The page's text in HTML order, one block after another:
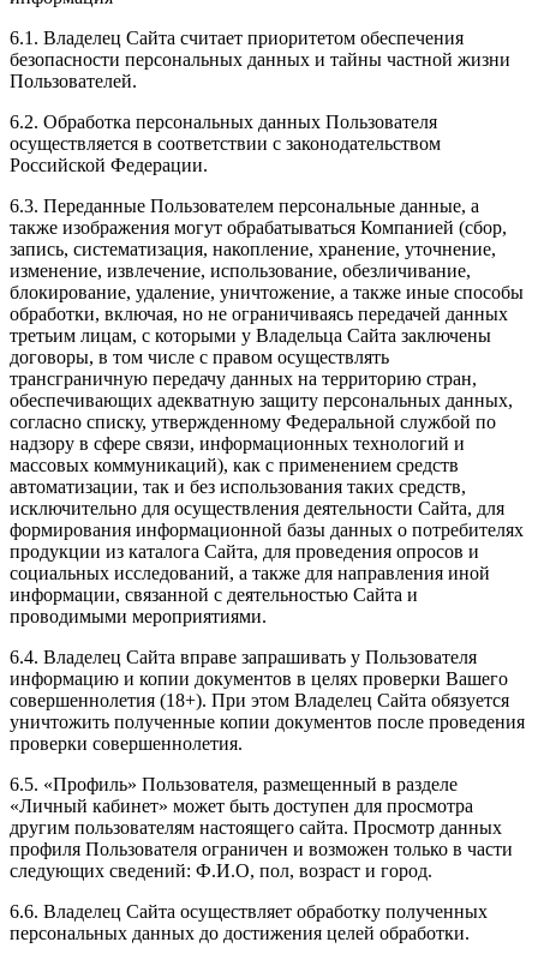
6.1. Владелец Сайта считает приоритетом обеспечения
безопасности персональных данных и тайны частной жизни
Пользователей.
6.2. Обработка персональных данных Пользователя
осуществляется в соответствии с законодательством
Российской Федерации.
6.3. Переданные Пользователем персональные данные, а
также изображения могут обрабатываться Компанией (сбор,
запись, систематизация, накопление, хранение, уточнение,
изменение, извлечение, использование, обезличивание,
блокирование, удаление, уничтожение, а также иные способы
обработки, включая, но не ограничиваясь передачей данных
третьим лицам, с которыми у Владельца Сайта заключены
договоры, в том числе с правом осуществлять
трансграничную передачу данных на территорию стран,
обеспечивающих адекватную защиту персональных данных,
согласно списку, утвержденному Федеральной службой по
надзору в сфере связи, информационных технологий и
массовых коммуникаций), как с применением средств
автоматизации, так и без использования таких средств,
исключительно для осуществления деятельности Сайта, для
формирования информационной базы данных о потребителях
продукции из каталога Сайта, для проведения опросов и
социальных исследований, а также для направления иной
информации, связанной с деятельностью Сайта и
проводимыми мероприятиями.
6.4. Владелец Сайта вправе запрашивать у Пользователя
информацию и копии документов в целях проверки Вашего
совершеннолетия (18+). При этом Владелец Сайта обязуется
уничтожить полученные копии документов после проведения
проверки совершеннолетия.
6.5. «Профиль» Пользователя, размещенный в разделе
«Личный кабинет» может быть доступен для просмотра
другим пользователям настоящего сайта. Просмотр данных
профиля Пользователя ограничен и возможен только в части
следующих сведений: Ф.И.О, пол, возраст и город.
6.6. Владелец Сайта осуществляет обработку полученных
персональных данных до достижения целей обработки.